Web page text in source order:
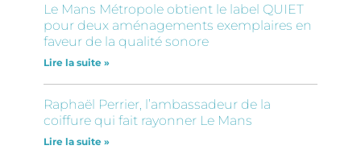
Le Mans Métropole obtient le label QUIET
pour deux aménagements exemplaires en
faveur de la qualité sonore
Lire la suite »
Raphaël Perrier, l’ambassadeur de la
coiffure qui fait rayonner Le Mans
Lire la suite »